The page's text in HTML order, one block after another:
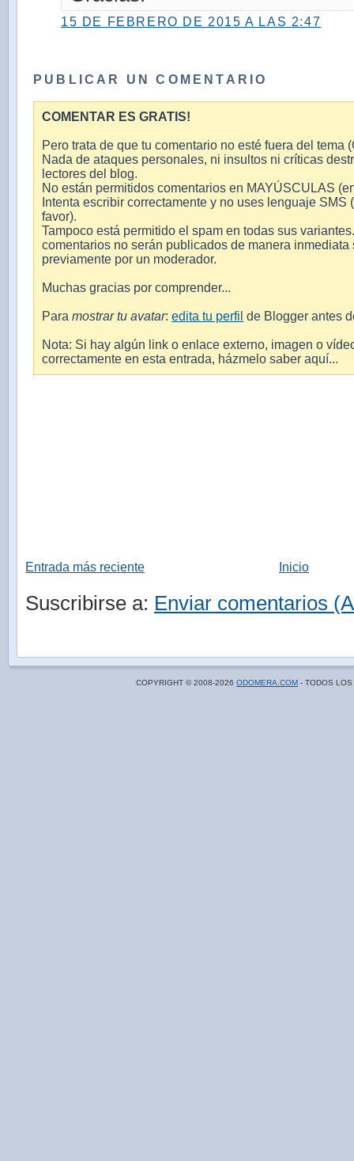
15 DE FEBRERO DE 2015 A LAS 2:47
PUBLICAR UN COMENTARIO
COMENTAR ES GRATIS!
Pero trata de que tu comentario no esté fuera del tema
Nada de ataques personales, ni insultos ni críticas
lectores del blog.
No están permitidos comentarios en MAYÚSCULAS
Intenta escribir correctamente y no uses lenguaje
favor).
Tampoco está permitido el spam en todas sus
comentarios no serán publicados de manera inmediata
previamente por un moderador.
Muchas gracias por comprender...
Para mostrar tu avatar: edita tu perfil de Blogger antes
Nota: Si hay algún link o enlace externo, imagen o
correctamente en esta entrada, házmelo saber aquí...
Entrada más reciente Inicio
Suscribirse a: Enviar comentarios
COPYRIGHT © 2008-2026 ODOMERA.COM - TODOS